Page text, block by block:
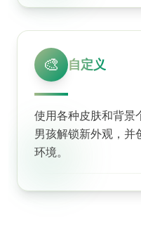
🎨 自定义
使用各种皮肤和背景
男孩解锁新外观，并
环境。